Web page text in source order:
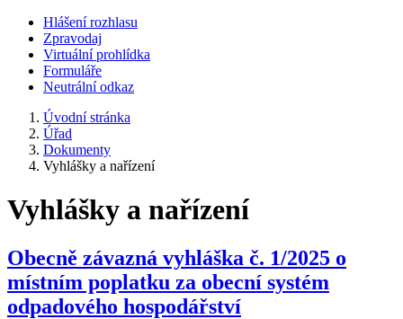
Hlášení rozhlasu
Zpravodaj
Virtuální prohlídka
Formuláře
Neutrální odkaz
Úvodní stránka
Úřad
Dokumenty
Vyhlášky a nařízení
Vyhlášky a nařízení
Obecně závazná vyhláška č. 1/2025 o
místním poplatku za obecní systém
odpadového hospodářství